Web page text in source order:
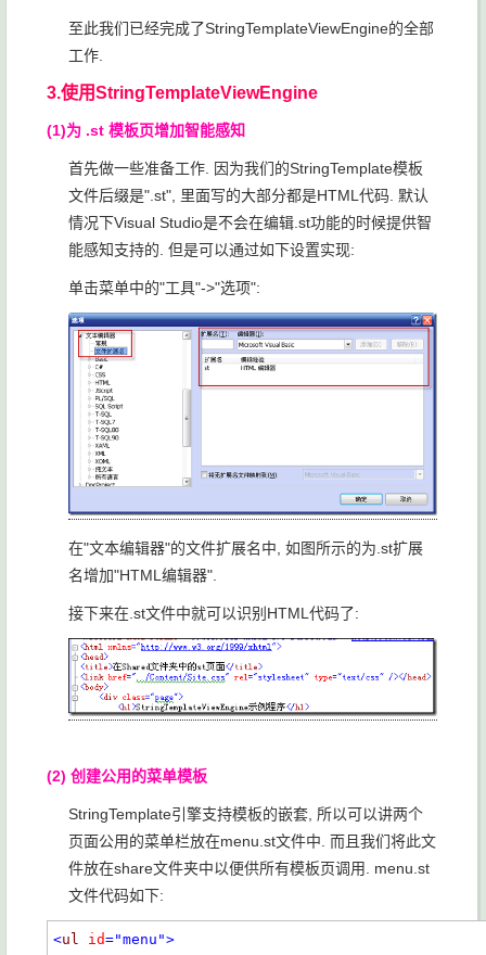
至此我们已经完成了StringTemplateViewEngine的全部
工作.
3.使用StringTemplateViewEngine
(1)为 .st 模板页增加智能感知
首先做一些准备工作. 因为我们的StringTemplate模板
文件后缀是".st", 里面写的大部分都是HTML代码. 默认
情况下Visual Studio是不会在编辑.st功能的时候提供智
能感知支持的. 但是可以通过如下设置实现:
单击菜单中的"工具"->"选项":
在"文本编辑器"的文件扩展名中, 如图所示的为.st扩展
名增加"HTML编辑器".
接下来在.st文件中就可以识别HTML代码了:
(2) 创建公用的菜单模板
StringTemplate引擎支持模板的嵌套, 所以可以讲两个
页面公用的菜单栏放在menu.st文件中. 而且我们将此文
件放在share文件夹中以便供所有模板页调用. menu.st
文件代码如下:
<ul id="menu">